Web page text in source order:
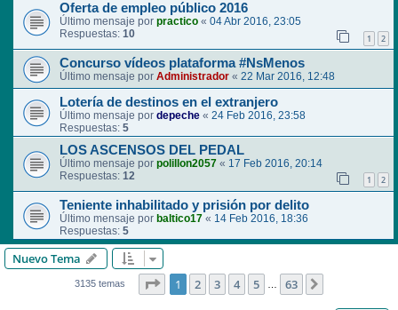
Oferta de empleo público 2016
Último mensaje por practico « 04 Abr 2016, 23:05
Respuestas: 10 1 2
Concurso vídeos plataforma #NsMenos
Último mensaje por Administrador « 22 Mar 2016, 12:48
Lotería de destinos en el extranjero
Último mensaje por depeche « 24 Feb 2016, 23:58
Respuestas: 5
LOS ASCENSOS DEL PEDAL
Último mensaje por polillon2057 « 17 Feb 2016, 20:14
Respuestas: 12 1 2
Teniente inhabilitado y prisión por delito
Último mensaje por baltico17 « 14 Feb 2016, 18:36
Respuestas: 5
Nuevo Tema
3135 temas Página de 63
1 2 3 4 5 63